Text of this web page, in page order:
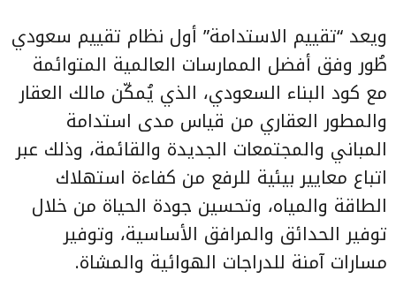
ويعد “تقييم الاستدامة” أول نظام تقييم سعودي
طُور وفق أفضل الممارسات العالمية المتوائمة
مع كود البناء السعودي، الذي يُمكّن مالك العقار
والمطور العقاري من قياس مدى استدامة
المباني والمجتمعات الجديدة والقائمة، وذلك عبر
اتباع معايير بيئية للرفع من كفاءة استهلاك
الطاقة والمياه، وتحسين جودة الحياة من خلال
توفير الحدائق والمرافق الأساسية، وتوفير
مسارات آمنة للدراجات الهوائية والمشاة.